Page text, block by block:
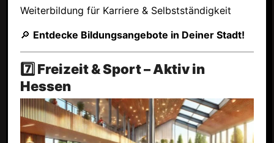
Weiterbildung für Karriere & Selbstständigkeit
🔎 Entdecke Bildungsangebote in Deiner Stadt!
7️⃣ Freizeit & Sport – Aktiv in
Hessen